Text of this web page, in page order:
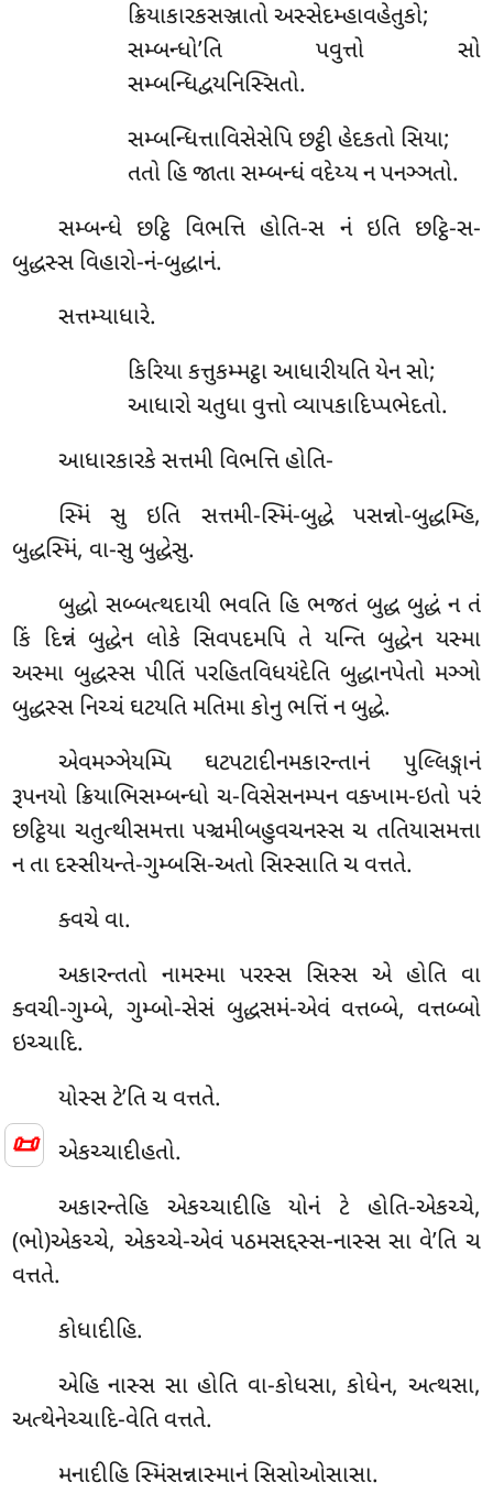
📜
ક્રિયાકારકસઞ્જાતો અસ્સેદમ્હાવહેતુકો;
સમ્બન્ધો’તિ પવુત્તો સો
સમ્બન્ધિદ્વયનિસ્સિતો.
સમ્બન્ધિત્તાવિસેસેપિ છટ્ઠી હેદકતો સિયા;
તતો હિ જાતા સમ્બન્ધં વદેય્ય ન પનઞ્ઞતો.
સમ્બન્ધે છટ્ઠિ વિભત્તિ હોતિ-સ નં ઇતિ છટ્ઠિ-સ-
બુદ્ધસ્સ વિહારો-નં-બુદ્ધાનં.
સત્તમ્યાધારે.
કિરિયા કત્તુકમ્મટ્ઠા આધારીયતિ યેન સો;
આધારો ચતુધા વુત્તો વ્યાપકાદિપ્પભેદતો.
આધારકારકે સત્તમી વિભત્તિ હોતિ-
સ્મિં સુ ઇતિ સત્તમી-સ્મિં-બુદ્ધે પસન્નો-બુદ્ધમ્હિ,
બુદ્ધસ્મિં, વા-સુ બુદ્ધેસુ.
બુદ્ધો સબ્બત્થદાયી ભવતિ હિ ભજતં બુદ્ધ બુદ્ધં ન તં
કિં દિન્નં બુદ્ધેન લોકે સિવપદમપિ તે યન્તિ બુદ્ધેન યસ્મા
અસ્મા બુદ્ધસ્સ પીતિં પરહિતવિધયંદેતિ બુદ્ધાનપેતો મઞ્ઞો
બુદ્ધસ્સ નિચ્ચં ઘટયતિ મતિમા કોનુ ભત્તિં ન બુદ્ધે.
એવમઞ્ઞેયમ્પિ ઘટપટાદીનમકારન્તાનં પુલ્લિઙ્ગાનં
રૂપનયો ક્રિયાભિસમ્બન્ધો ચ-વિસેસનમ્પન વક્ખામ-ઇતો પરં
છટ્ઠિયા ચતુત્થીસમત્તા પઞ્ચમીબહુવચનસ્સ ચ તતિયાસમત્તા
ન તા દસ્સીયન્તે-ગુમ્બસિ-અતો સિસ્સાતિ ચ વત્તતે.
ક્વચે વા.
અકારન્તતો નામસ્મા પરસ્સ સિસ્સ એ હોતિ વા
ક્વચી-ગુમ્બે, ગુમ્બો-સેસં બુદ્ધસમં-એવં વત્તબ્બે, વત્તબ્બો
ઇચ્ચાદિ.
યોસ્સ ટે’તિ ચ વત્તતે.
એકચ્ચાદીહતો.
અકારન્તેહિ એકચ્ચાદીહિ યોનં ટે હોતિ-એકચ્ચે,
(ભો)એકચ્ચે, એકચ્ચે-એવં પઠમસદ્દસ્સ-નાસ્સ સા વે’તિ ચ
વત્તતે.
કોધાદીહિ.
એહિ નાસ્સ સા હોતિ વા-કોધસા, કોધેન, અત્થસા,
અત્થેનેચ્ચાદિ-વેતિ વત્તતે.
મનાદીહિ સ્મિંસન્નાસ્માનં સિસોઓસાસા.